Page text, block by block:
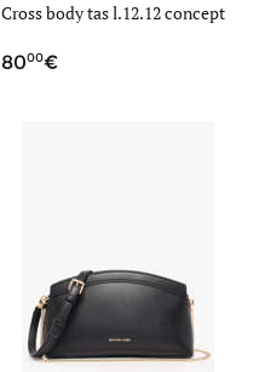
Cross body tas l.12.12 concept
8000